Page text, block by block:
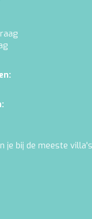
je bij de meeste